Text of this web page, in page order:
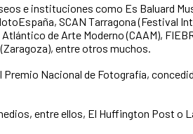
e instituciones como Es Baluard
SCAN Tarragona (Festival
de Arte Moderno (CAAM),
entre otros muchos.
Premio Nacional de Fotografía,
entre ellos, El Huffington Post o